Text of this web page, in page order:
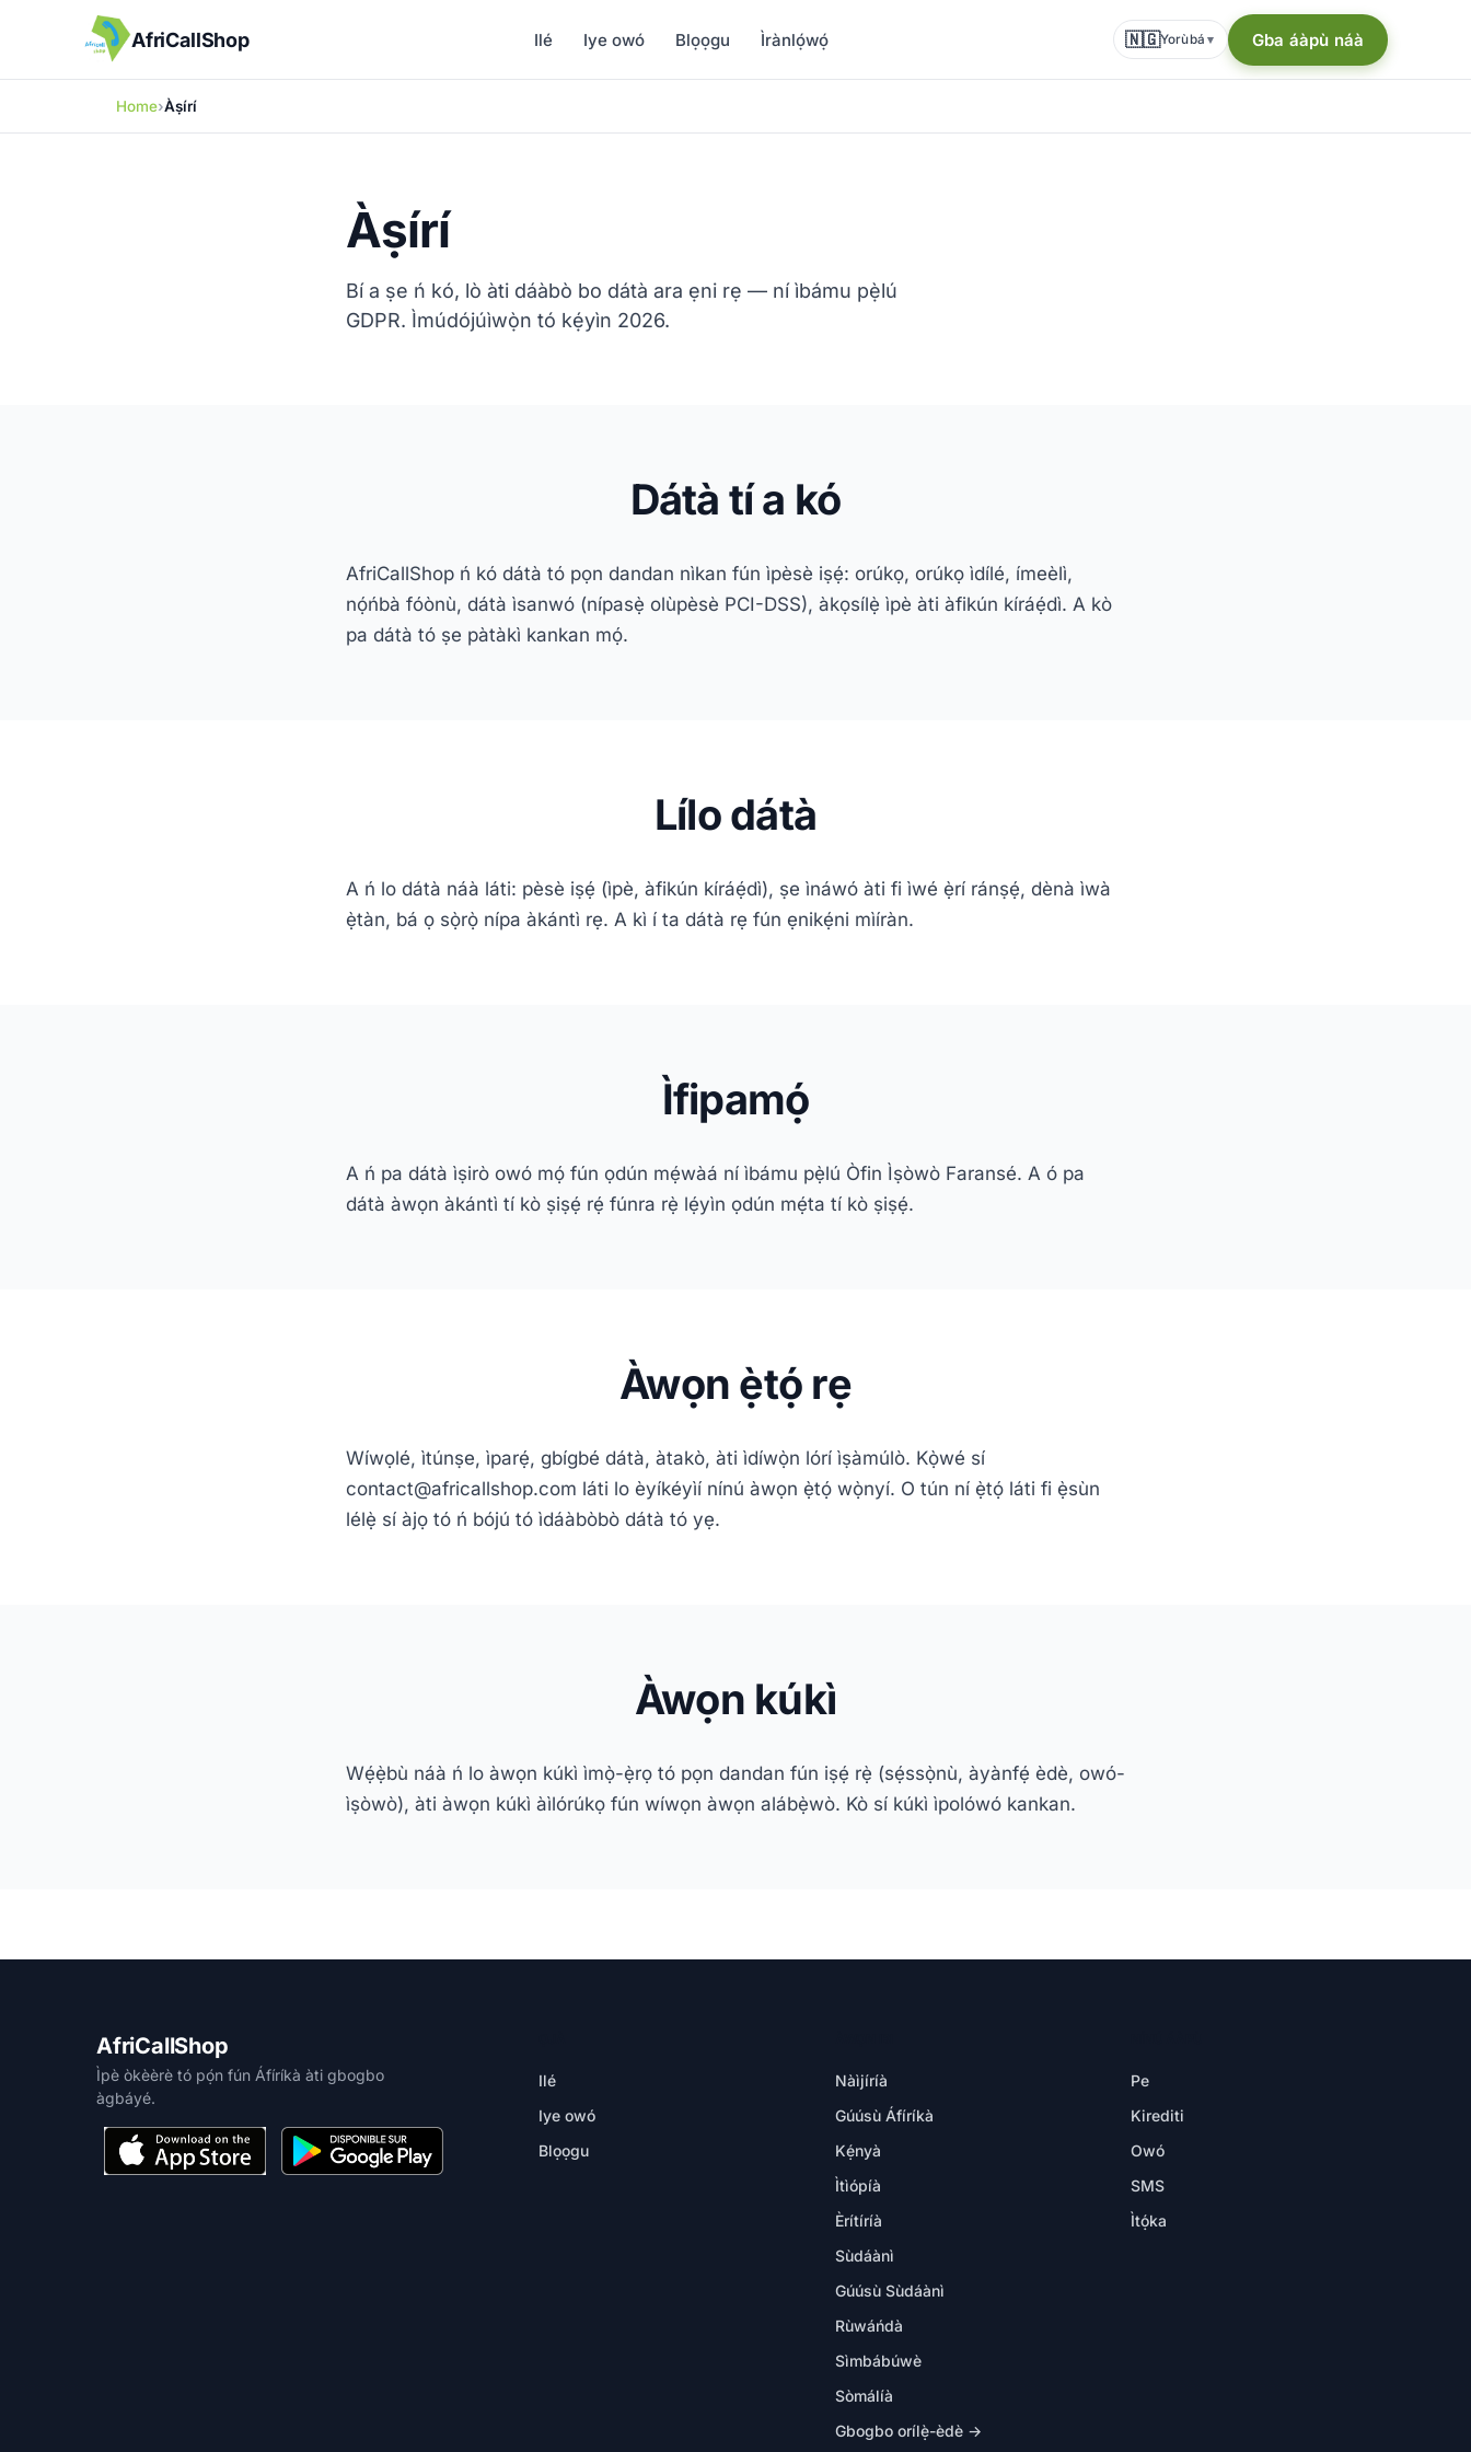
AfriCallShop Ilé Iye owó Blọọgu Ìrànlọ́wọ́ 🇳🇬Yorùbá ▾ Gba áàpù náà
Home Àṣírí
Àṣírí
Bí a ṣe ń kó, lò àti dáàbò bo dátà ara ẹni rẹ — ní ìbámu pẹ̀lú
GDPR. Ìmúdójúìwọ̀n tó kẹ́yìn 2026.
Dátà tí a kó
AfriCallShop ń kó dátà tó pọn dandan nìkan fún ìpèsè iṣẹ́: orúkọ, orúkọ ìdílé, ímeèlì,
nọ́ńbà fóònù, dátà ìsanwó (nípasẹ̀ olùpèsè PCI-DSS), àkọsílẹ̀ ìpè àti àfikún kíráẹ́dì. A kò
pa dátà tó ṣe pàtàkì kankan mọ́.
Lílo dátà
A ń lo dátà náà láti: pèsè iṣẹ́ (ìpè, àfikún kíráẹ́dì), ṣe ìnáwó àti fi ìwé ẹ̀rí ránṣẹ́, dènà ìwà
ẹ̀tàn, bá ọ sọ̀rọ̀ nípa àkántì rẹ. A kì í ta dátà rẹ fún ẹnikẹ́ni mìíràn.
Ìfipamọ́
A ń pa dátà ìṣirò owó mọ́ fún ọdún mẹ́wàá ní ìbámu pẹ̀lú Òfin Ìṣòwò Faransé. A ó pa
dátà àwọn àkántì tí kò ṣiṣẹ́ rẹ́ fúnra rẹ̀ lẹ́yìn ọdún mẹ́ta tí kò ṣiṣẹ́.
Àwọn ẹ̀tọ́ rẹ
Wíwọlé, ìtúnṣe, ìparẹ́, gbígbé dátà, àtakò, àti ìdíwọ̀n lórí ìṣàmúlò. Kọ̀wé sí
contact@africallshop.com láti lo èyíkéyìí nínú àwọn ẹ̀tọ́ wọ̀nyí. O tún ní ẹ̀tọ́ láti fi ẹ̀sùn
lélẹ̀ sí àjọ tó ń bójú tó ìdáàbòbò dátà tó yẹ.
Àwọn kúkì
Wẹ́ẹ̀bù náà ń lo àwọn kúkì ìmọ̀-ẹ̀rọ tó pọn dandan fún iṣẹ́ rẹ̀ (sẹ́ssọ̀nù, àyànfẹ́ èdè, owó-
ìṣòwò), àti àwọn kúkì àìlórúkọ fún wíwọn àwọn alábẹ̀wò. Kò sí kúkì ìpolówó kankan.
AfriCallShop
Ìpè òkèèrè tó pọ́n fún Áfíríkà àti gbogbo
àgbáyé.
Ilé
Iye owó
Blọọgu
Nàìjíríà
Gúúsù Áfíríkà
Kẹ́nyà
Ìtìópíà
Èrítíríà
Sùdáànì
Gúúsù Sùdáànì
Rùwáńdà
Sìmbábúwè
Sòmálíà
Gbogbo orílẹ̀-èdè →
Pe
Kirediti
Owó
SMS
Ìtọ́ka